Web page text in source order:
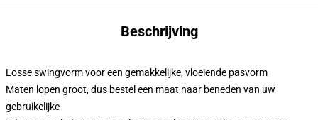
Beschrijving
Losse swingvorm voor een gemakkelijke, vloeiende pasvorm
Maten lopen groot, dus bestel een maat naar beneden van uw
gebruikelijke